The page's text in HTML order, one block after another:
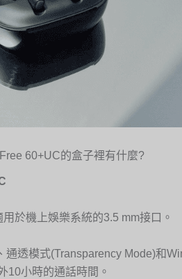
60+UC的盒子裡有什麼?
於機上娛樂系統的3.5 mm接口。
通透模式(Transparency Mode)和
10小時的通話時間。